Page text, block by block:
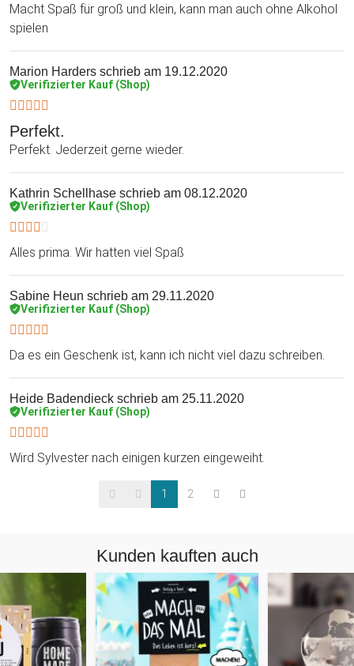
Macht Spaß für groß und klein, kann man auch ohne Alkohol
spielen
Marion Harders schrieb am 19.12.2020
Verifizierter Kauf (Shop)
Perfekt.
Perfekt. Jederzeit gerne wieder.
Kathrin Schellhase schrieb am 08.12.2020
Verifizierter Kauf (Shop)
Alles prima. Wir hatten viel Spaß
Sabine Heun schrieb am 29.11.2020
Verifizierter Kauf (Shop)
Da es ein Geschenk ist, kann ich nicht viel dazu schreiben.
Heide Badendieck schrieb am 25.11.2020
Verifizierter Kauf (Shop)
Wird Sylvester nach einigen kurzen eingeweiht.
1 2
Kunden kauften auch